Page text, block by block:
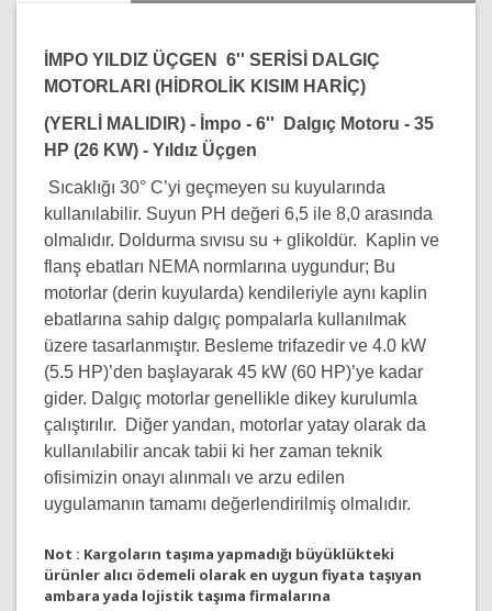
İMPO YILDIZ ÜÇGEN 6'' SERİSİ DALGIÇ
MOTORLARI (HİDROLİK KISIM HARİÇ)
(YERLİ MALIDIR) - İmpo - 6'' Dalgıç Motoru - 35
HP (26 KW) - Yıldız Üçgen
Sıcaklığı 30° C’yi geçmeyen su kuyularında
kullanılabilir. Suyun PH değeri 6,5 ile 8,0 arasında
olmalıdır. Doldurma sıvısu su + glikoldür. Kaplin ve
flanş ebatları NEMA normlarına uygundur; Bu
motorlar (derin kuyularda) kendileriyle aynı kaplin
ebatlarına sahip dalgıç pompalarla kullanılmak
üzere tasarlanmıştır. Besleme trifazedir ve 4.0 kW
(5.5 HP)’den başlayarak 45 kW (60 HP)’ye kadar
gider. Dalgıç motorlar genellikle dikey kurulumla
çalıştırılır. Diğer yandan, motorlar yatay olarak da
kullanılabilir ancak tabii ki her zaman teknik
ofisimizin onayı alınmalı ve arzu edilen
uygulamanın tamamı değerlendirilmiş olmalıdır.
Not : Kargoların taşıma yapmadığı büyüklükteki
ürünler alıcı ödemeli olarak en uygun fiyata taşıyan
ambara yada lojistik taşıma firmalarına